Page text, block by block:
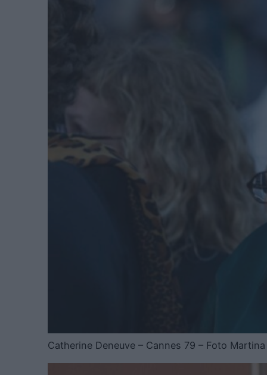
Catherine Deneuve – Cannes 79 – Foto